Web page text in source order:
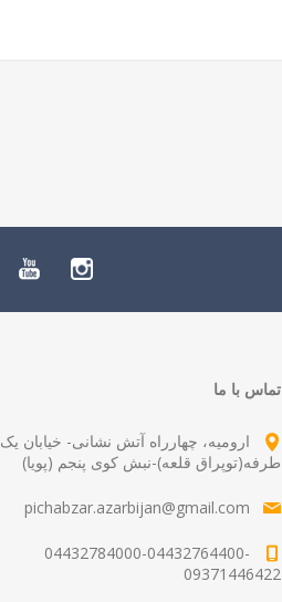
تماس با ما
ارومیه، چهارراه آتش نشانی- خیابان یک
طرفه(توپراق قلعه)-نبش کوی پنجم (پویا)
pichabzar.azarbijan@gmail.com
04432784000-04432764400-
09371446422